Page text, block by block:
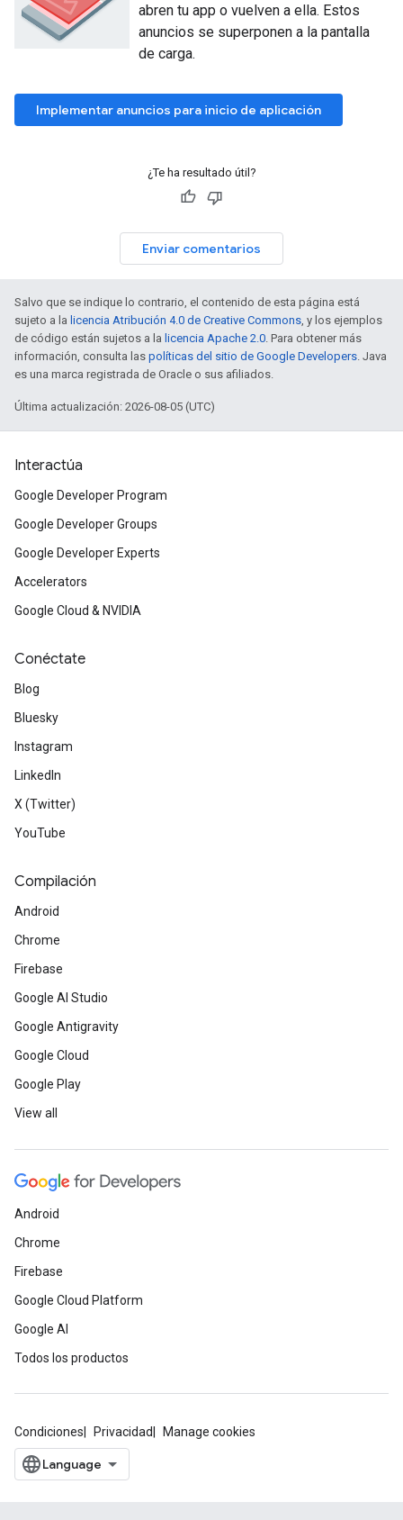
abren tu app o vuelven a ella. Estos
anuncios se superponen a la pantalla
de carga.
Implementar anuncios para inicio de aplicación
¿Te ha resultado útil?
Enviar comentarios
Salvo que se indique lo contrario, el contenido de esta página está
sujeto a la licencia Atribución 4.0 de Creative Commons , y los ejemplos
de código están sujetos a la licencia Apache 2.0 . Para obtener más
información, consulta las políticas del sitio de Google Developers . Java
es una marca registrada de Oracle o sus afiliados.
Última actualización: 2026-08-05 (UTC)
Interactúa
Google Developer Program
Google Developer Groups
Google Developer Experts
Accelerators
Google Cloud & NVIDIA
Conéctate
Blog
Bluesky
Instagram
LinkedIn
X (Twitter)
YouTube
Compilación
Android
Chrome
Firebase
Google AI Studio
Google Antigravity
Google Cloud
Google Play
View all
Android
Chrome
Firebase
Google Cloud Platform
Google AI
Todos los productos
Condiciones Privacidad Manage cookies